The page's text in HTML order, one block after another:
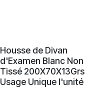
Housse de Divan
d'Examen Blanc Non
Tissé 200X70X13Grs
Usage Unique l'unité